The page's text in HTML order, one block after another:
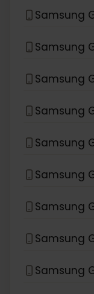
Samsung
Samsung
Samsung
Samsung
Samsung
Samsung
Samsung
Samsung
Samsung